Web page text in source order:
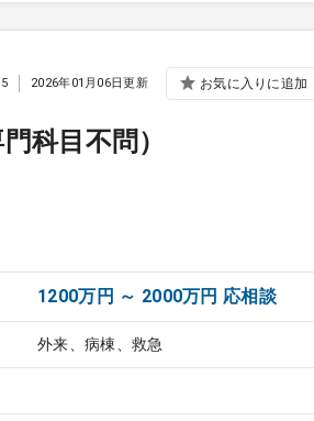
科目不問）
2026年01月06日更新 お気に入りに追加
1200万円 ～ 2000万円 応相談
外来、病棟、救急